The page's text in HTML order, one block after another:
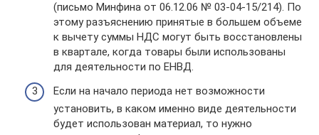
(письмо Минфина от 06.12.06 № 03-04-15/214). По
этому разъяснению принятые в большем объеме
к вычету суммы НДС могут быть восстановлены
в квартале, когда товары были использованы
для деятельности по ЕНВД.
Если на начало периода нет возможности
установить, в каком именно виде деятельности
будет использован материал, то нужно